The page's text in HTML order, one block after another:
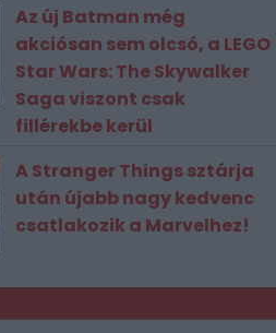
Az új Batman még
akciósan sem olcsó, a LEGO
Star Wars: The Skywalker
Saga viszont csak
fillérekbe kerül
A Stranger Things sztárja
után újabb nagy kedvenc
csatlakozik a Marvelhez!